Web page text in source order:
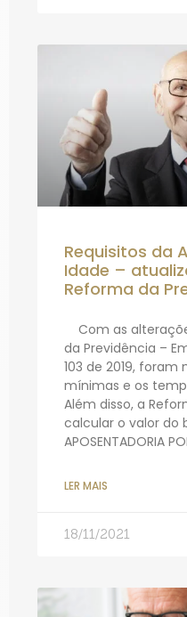
Requisitos da
Idade –
Reforma da
Com as
da Previdência –
103 de 2019,
mínimas e os
Além disso, a
calcular o valor
APOSENTADORIA
LER MAIS
18/11/2021